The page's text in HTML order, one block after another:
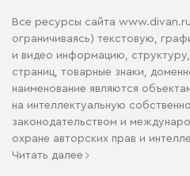
Все ресурсы сайта
ограничиваясь) текстовую,
и видео информацию,
страниц, товарные знаки,
наименование являются
на интеллектуальную
законодательством и
охране авторских прав и
Читать далее